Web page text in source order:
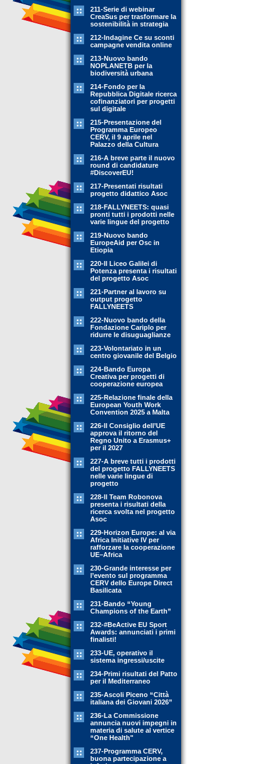
211-Serie di webinar
CreaSus per trasformare la
sostenibilità in strategia
212-Indagine Ce su sconti
campagne vendita online
213-Nuovo bando
NOPLANETB per la
biodiversità urbana
214-Fondo per la
Repubblica Digitale ricerca
cofinanziatori per progetti
sul digitale
215-Presentazione del
Programma Europeo
CERV, il 9 aprile nel
Palazzo della Cultura
216-A breve parte il nuovo
round di candidature
#DiscoverEU!
217-Presentati risultati
progetto didattico Asoc
218-FALLYNEETS: quasi
pronti tutti i prodotti nelle
varie lingue del progetto
219-Nuovo bando
EuropeAid per Osc in
Etiopia
220-Il Liceo Galilei di
Potenza presenta i risultati
del progetto Asoc
221-Partner al lavoro su
output progetto
FALLYNEETS
222-Nuovo bando della
Fondazione Cariplo per
ridurre le disuguaglianze
223-Volontariato in un
centro giovanile del Belgio
224-Bando Europa
Creativa per progetti di
cooperazione europea
225-Relazione finale della
European Youth Work
Convention 2025 a Malta
226-Il Consiglio dell’UE
approva il ritorno del
Regno Unito a Erasmus+
per il 2027
227-A breve tutti i prodotti
del progetto FALLYNEETS
nelle varie lingue di
progetto
228-Il Team Robonova
presenta i risultati della
ricerca svolta nel progetto
Asoc
229-Horizon Europe: al via
Africa Initiative IV per
rafforzare la cooperazione
UE–Africa
230-Grande interesse per
l’evento sul programma
CERV dello Europe Direct
Basilicata
231-Bando “Young
Champions of the Earth”
232-#BeActive EU Sport
Awards: annunciati i primi
finalisti!
233-UE, operativo il
sistema ingressi/uscite
234-Primi risultati del Patto
per il Mediterraneo
235-Ascoli Piceno “Città
italiana dei Giovani 2026”
236-La Commissione
annuncia nuovi impegni in
materia di salute al vertice
“One Health"
237-Programma CERV,
buona partecipazione a